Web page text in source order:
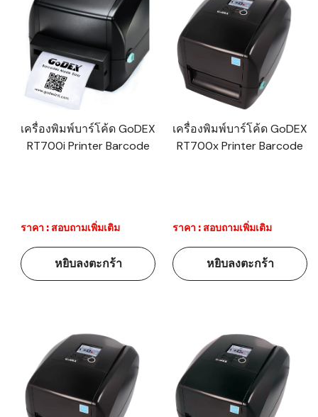
เครื่องพิมพ์บาร์โค้ด GoDEX
RT700i Printer Barcode
ราคา : สอบถามเพิ่มเติม
หยิบลงตะกร้า
เครื่องพิมพ์บาร์โค้ด GoDEX
RT700x Printer Barcode
ราคา : สอบถามเพิ่มเติม
หยิบลงตะกร้า